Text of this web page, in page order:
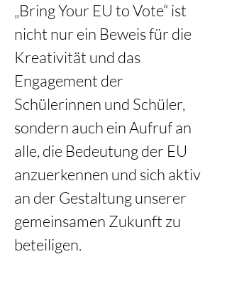
„Bring Your EU to Vote“ ist
nicht nur ein Beweis für die
Kreativität und das
Engagement der
Schülerinnen und Schüler,
sondern auch ein Aufruf an
alle, die Bedeutung der EU
anzuerkennen und sich aktiv
an der Gestaltung unserer
gemeinsamen Zukunft zu
beteiligen.